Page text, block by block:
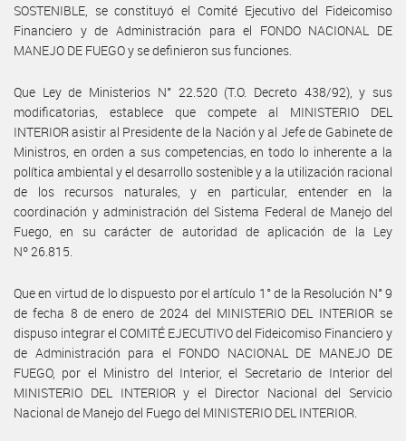
SOSTENIBLE, se constituyó el Comité Ejecutivo del Fideicomiso
Financiero y de Administración para el FONDO NACIONAL DE
MANEJO DE FUEGO y se definieron sus funciones.
Que Ley de Ministerios N° 22.520 (T.O. Decreto 438/92), y sus
modificatorias, establece que compete al MINISTERIO DEL
INTERIOR asistir al Presidente de la Nación y al Jefe de Gabinete de
Ministros, en orden a sus competencias, en todo lo inherente a la
política ambiental y el desarrollo sostenible y a la utilización racional
de los recursos naturales, y en particular, entender en la
coordinación y administración del Sistema Federal de Manejo del
Fuego, en su carácter de autoridad de aplicación de la Ley
Nº 26.815.
Que en virtud de lo dispuesto por el artículo 1° de la Resolución N° 9
de fecha 8 de enero de 2024 del MINISTERIO DEL INTERIOR se
dispuso integrar el COMITÉ EJECUTIVO del Fideicomiso Financiero y
de Administración para el FONDO NACIONAL DE MANEJO DE
FUEGO, por el Ministro del Interior, el Secretario de Interior del
MINISTERIO DEL INTERIOR y el Director Nacional del Servicio
Nacional de Manejo del Fuego del MINISTERIO DEL INTERIOR.